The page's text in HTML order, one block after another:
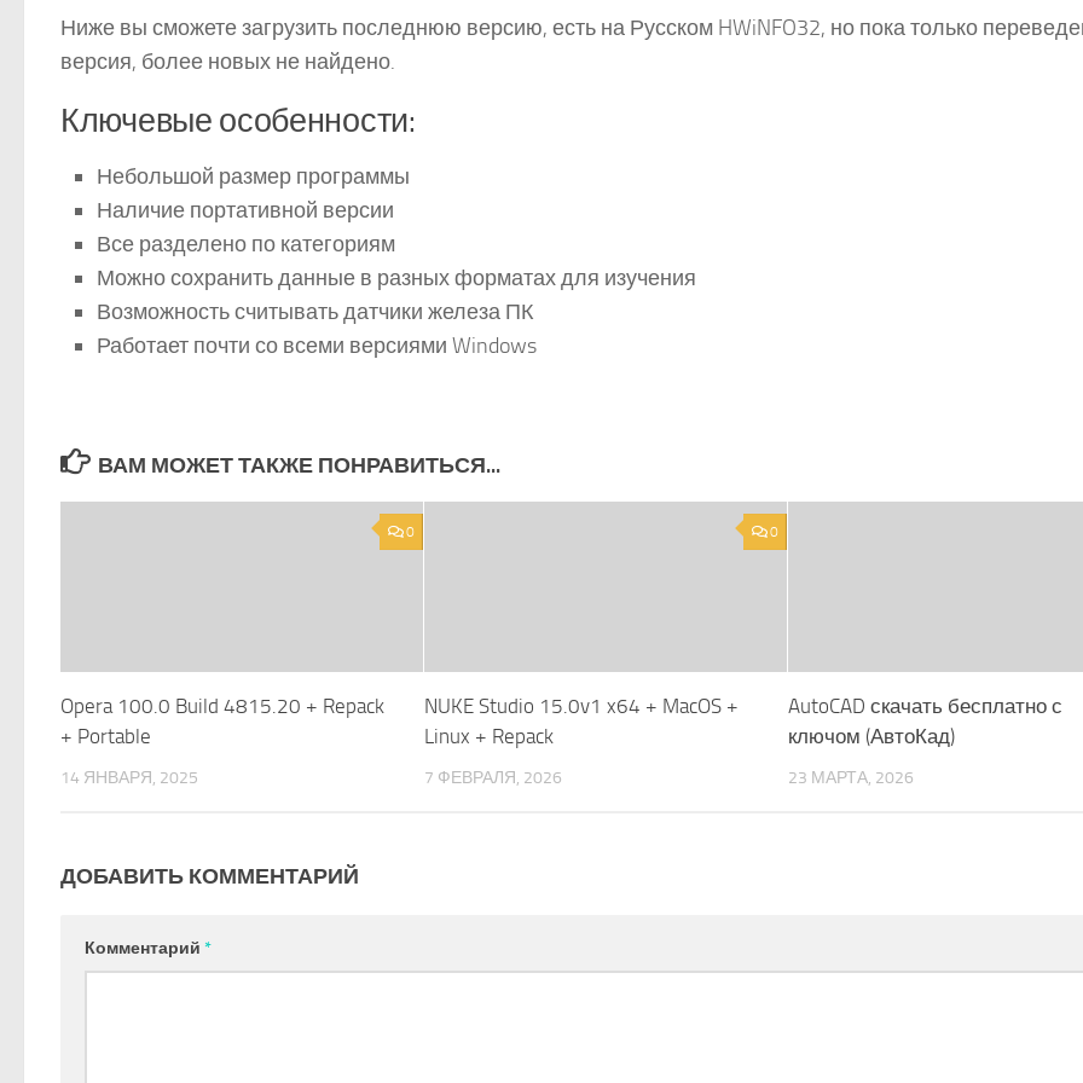
Ниже вы сможете загрузить последнюю версию, есть на Русском HWiNFO32, но пока только
версия, более новых не найдено.
Ключевые особенности:
Небольшой размер программы
Наличие портативной версии
Все разделено по категориям
Можно сохранить данные в разных форматах для изучения
Возможность считывать датчики железа ПК
Работает почти со всеми версиями Windows
ВАМ МОЖЕТ ТАКЖЕ ПОНРАВИТЬСЯ...
0
Opera 100.0 Build 4815.20 + Repack
+ Portable
14 ЯНВАРЯ, 2025
0
NUKE Studio 15.0v1 x64 + MacOS +
Linux + Repack
7 ФЕВРАЛЯ, 2026
AutoCAD скачать бесплатно с
ключом (АвтоКад)
23 МАРТА, 2026
ДОБАВИТЬ КОММЕНТАРИЙ
Комментарий *